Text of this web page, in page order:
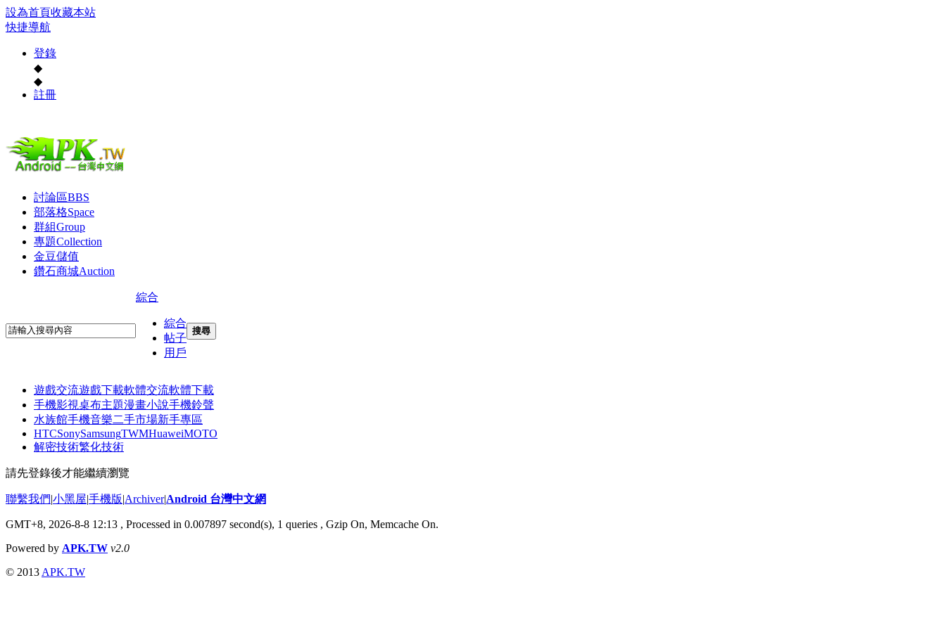
設為首頁收藏本站
快捷導航
登錄
◆
◆
註冊
討論區BBS
部落格Space
群組Group
專題Collection
金豆儲值
鑽石商城Auction
綜合
綜合
帖子
用戶
搜尋
遊戲交流遊戲下載軟體交流軟體下載
手機影視桌布主題漫畫小說手機鈴聲
水族館手機音樂二手市場新手專區
HTCSonySamsungTWMHuaweiMOTO
解密技術繁化技術
請先登錄後才能繼續瀏覽
聯繫我們|小黑屋|手機版|Archiver|Android 台灣中文網
GMT+8, 2026-8-8 12:13 , Processed in 0.007897 second(s), 1 queries , Gzip On, Memcache On.
Powered by APK.TW v2.0
© 2013 APK.TW